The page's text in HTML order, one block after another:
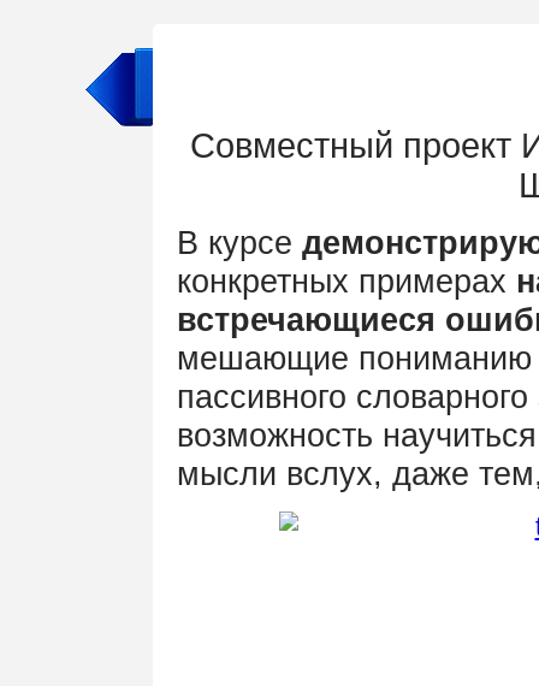
Совместный проект
В курсе
конкретных примерах
встречающиеся
мешающие пониманию
пассивного
возможность
мысли вслух, даже